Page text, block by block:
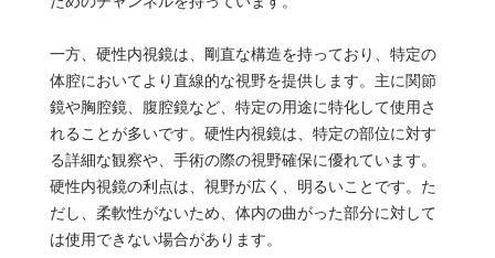
一方、硬性内視鏡は、剛直な構造を持っており、特定の
体腔においてより直線的な視野を提供します。主に関節
鏡や胸腔鏡、腹腔鏡など、特定の用途に特化して使用さ
れることが多いです。硬性内視鏡は、特定の部位に対す
る詳細な観察や、手術の際の視野確保に優れています。
硬性内視鏡の利点は、視野が広く、明るいことです。た
だし、柔軟性がないため、体内の曲がった部分に対して
は使用できない場合があります。